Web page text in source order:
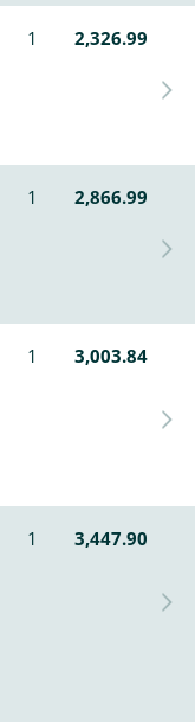
1 2,326.99
1 2,866.99
1 3,003.84
1 3,447.90